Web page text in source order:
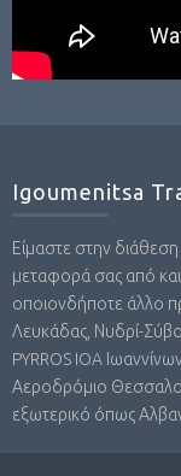
Igoumenitsa
Είμαστε στην
μεταφορά σας από και
οποιονδήποτε άλλο
Λευκάδας, Νυδρί-
PYRROS IOA
Αεροδρόμιο
εξωτερικό όπως